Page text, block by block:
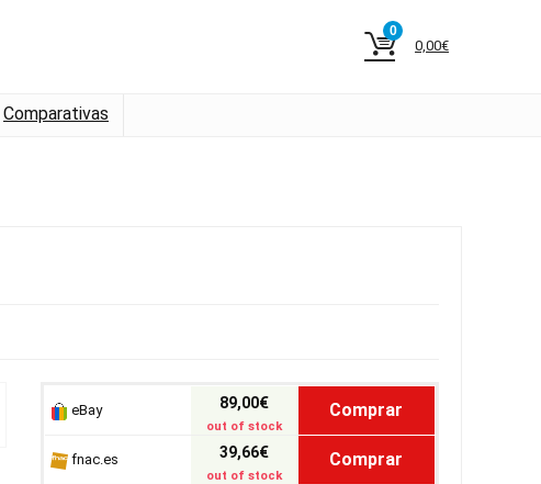
0
0,00€
Comparativas
eBay 89,00€
out of stock
Comprar
fnac.es 39,66€
out of stock
Comprar